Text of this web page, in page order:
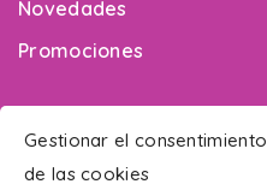
Gestionar el consentimiento
de las cookies
Novedades
Promociones